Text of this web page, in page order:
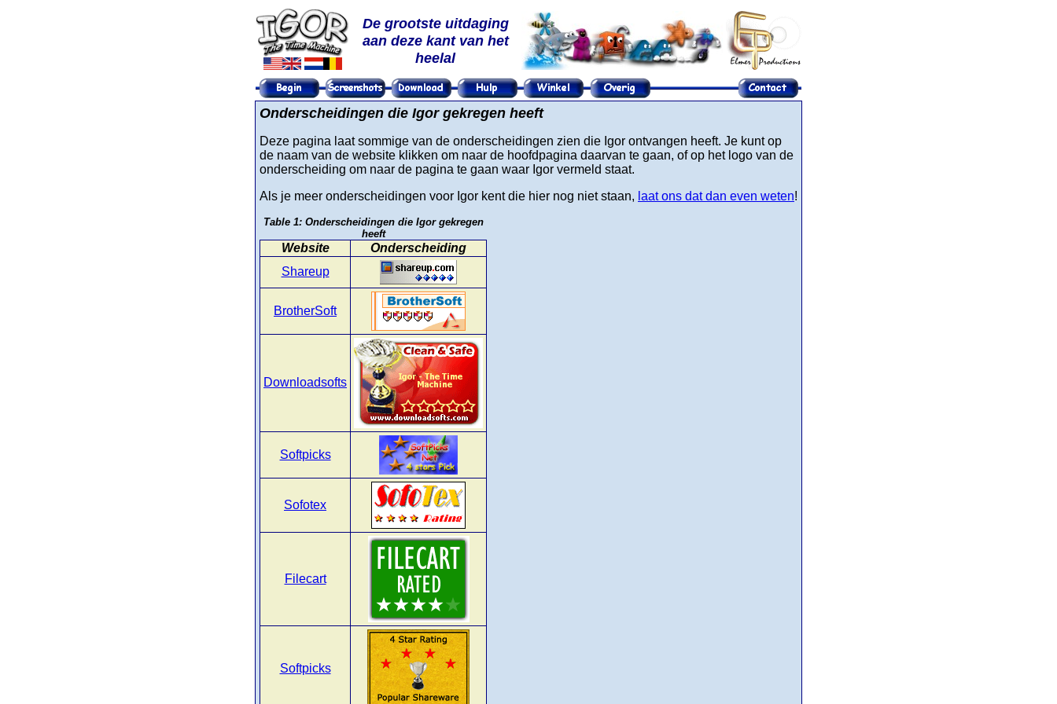
De grootste uitdaging
aan deze kant van het
heelal
Onderscheidingen die Igor gekregen heeft
Deze pagina laat sommige van de onderscheidingen zien die Igor ontvangen heeft. Je kunt op
de naam van de website klikken om naar de hoofdpagina daarvan te gaan, of op het logo van de
onderscheiding om naar de pagina te gaan waar Igor vermeld staat.
Als je meer onderscheidingen voor Igor kent die hier nog niet staan, laat ons dat dan even weten!
Onderscheidingen die Igor gekregen
heeft
Website
Onderscheiding
Shareup
BrotherSoft
Downloadsofts
Softpicks
Sofotex
Filecart
Softpicks